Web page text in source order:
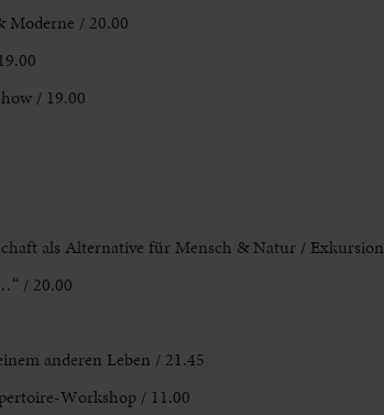
Moderne / 20.00
/ 19.00
als Alternative für Mensch & Natur / Exkursion
/ 20.00
anderen Leben / 21.45
Workshop / 11.00